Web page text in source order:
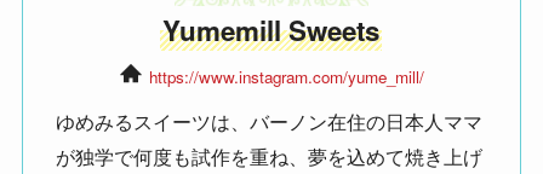
Yumemill Sweets
https://www.instagram.com/yume_mill/
ゆめみるスイーツは、バーノン在住の日本人ママ
が独学で何度も試作を重ね、夢を込めて焼き上げ